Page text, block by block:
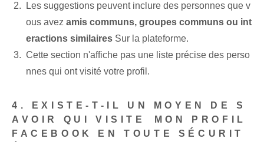
Les suggestions peuvent inclure des personnes que v
ous avez amis communs, groupes communs ou int
eractions similaires Sur la plateforme.
Cette section n'affiche pas une liste précise des perso
nnes qui ont visité votre profil.
4. EXISTE-T-IL UN MOYEN DE S
AVOIR QUI VISITE⁢ MON PROFIL
FACEBOOK EN TOUTE SÉCURIT